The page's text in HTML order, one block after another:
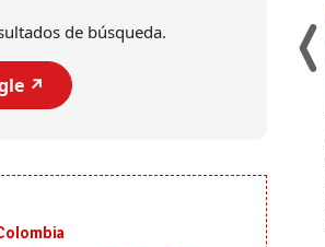
de búsqueda.
↗️
fuerte terremoto de magnitud
se registró este martes 28 de